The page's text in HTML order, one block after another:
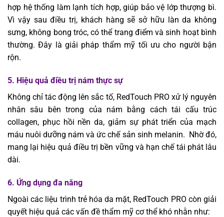
hợp hệ thống làm lạnh tích hợp, giúp bảo vệ lớp thượng bì.
Vì vậy sau điều trị, khách hàng sẽ sở hữu làn da không
sưng, không bong tróc, có thể trang điểm và sinh hoạt bình
thường. Đây là giải pháp thẩm mỹ tối ưu cho người bận
rộn.
5. Hiệu quả điều trị nám thực sự
Không chỉ tác động lên sắc tố, RedTouch PRO xử lý nguyên
nhân sâu bên trong của nám bằng cách tái cấu trúc
collagen, phục hồi nền da, giảm sự phát triển của mạch
máu nuôi dưỡng nám và ức chế sản sinh melanin. Nhờ đó,
mang lại hiệu quả điều trị bền vững và hạn chế tái phát lâu
dài.
6. Ứng dụng đa năng
Ngoài các liệu trình trẻ hóa da mặt, RedTouch PRO còn giải
quyết hiệu quả các vấn đề thẩm mỹ cơ thể khó nhằn như: